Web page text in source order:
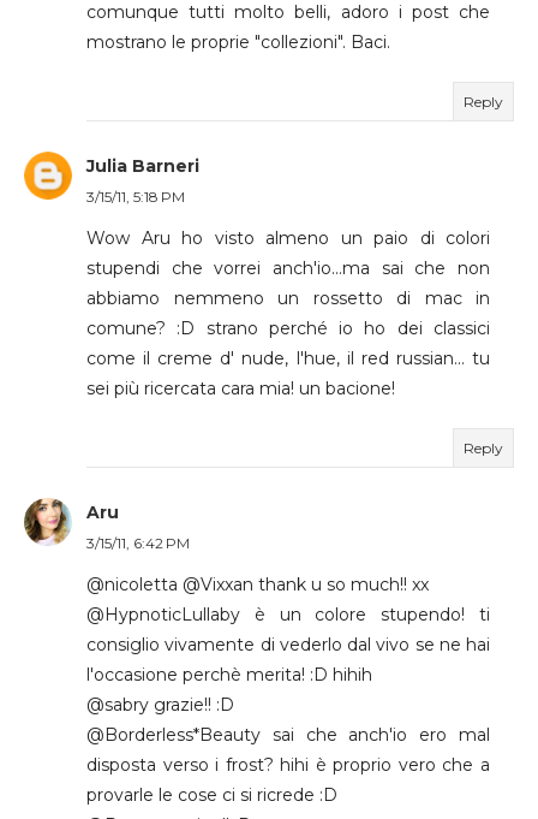
comunque tutti molto belli, adoro i post che
mostrano le proprie "collezioni". Baci.
Reply
Julia Barneri
3/15/11, 5:18 PM
Wow Aru ho visto almeno un paio di colori
stupendi che vorrei anch'io...ma sai che non
abbiamo nemmeno un rossetto di mac in
comune? :D strano perché io ho dei classici
come il creme d' nude, l'hue, il red russian... tu
sei più ricercata cara mia! un bacione!
Reply
Aru
3/15/11, 6:42 PM
@nicoletta @Vixxan thank u so much!! xx
@HypnoticLullaby è un colore stupendo! ti
consiglio vivamente di vederlo dal vivo se ne hai
l'occasione perchè merita! :D hihih
@sabry grazie!! :D
@Borderless*Beauty sai che anch'io ero mal
disposta verso i frost? hihi è proprio vero che a
provarle le cose ci si ricrede :D